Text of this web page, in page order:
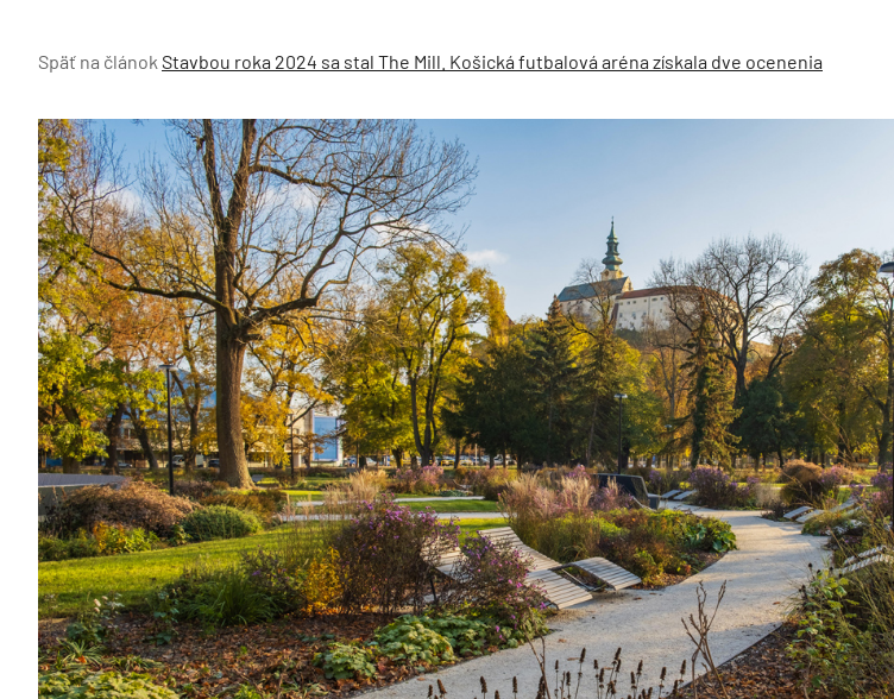
Späť na článok Stavbou roka 2024 sa stal The Mill. Košická futbalová aréna získala dve ocenenia